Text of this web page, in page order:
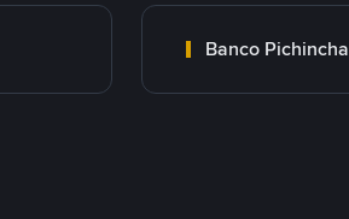
Banco Pichincha